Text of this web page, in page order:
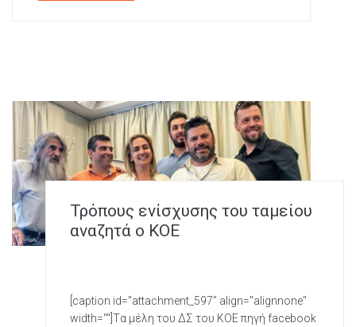
Τρόπους ενίσχυσης του ταμείου
αναζητά ο ΚΟΕ
[caption id="attachment_597" align="alignnone"
width=""]Tα μέλη του ΔΣ του ΚΟΕ πηγή facebook